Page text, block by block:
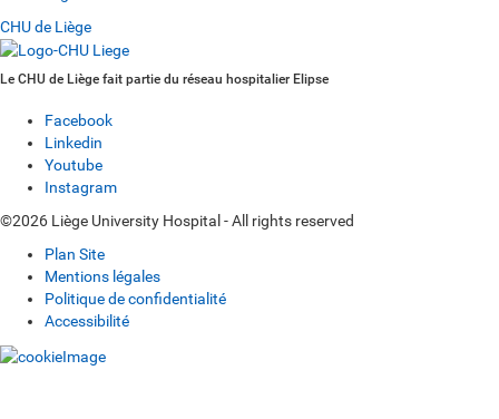
CHU de Liège
Le CHU de Liège fait partie du réseau hospitalier Elipse
Facebook
Linkedin
Youtube
Instagram
©2026 Liège University Hospital - All rights reserved
Plan Site
Mentions légales
Politique de confidentialité
Accessibilité